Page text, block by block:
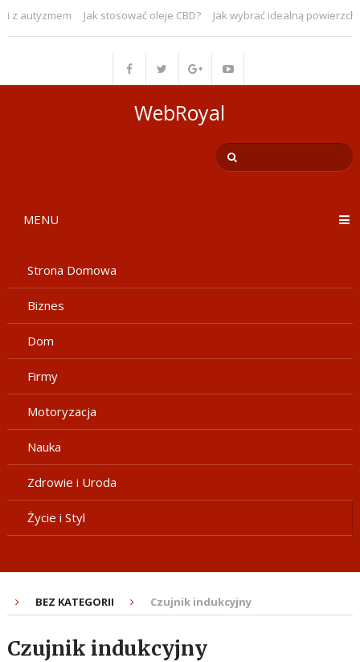
autyzmem Jak stosować oleje CBD? Jak wybrać idealną
WebRoyal
MENU
Strona Domowa
Biznes
Dom
Firmy
Motoryzacja
Nauka
Zdrowie i Uroda
Życie i Styl
BEZ KATEGORII Czujnik indukcyjny
Czujnik indukcyjny